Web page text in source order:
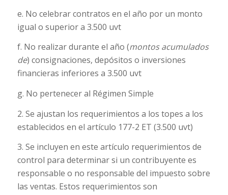
e. No celebrar contratos en el año por un monto
igual o superior a 3.500 uvt
f. No realizar durante el año (montos acumulados
de) consignaciones, depósitos o inversiones
financieras inferiores a 3.500 uvt
g. No pertenecer al Régimen Simple
2. Se ajustan los requerimientos a los topes a los
establecidos en el artículo 177-2 ET (3.500 uvt)
3. Se incluyen en este artículo requerimientos de
control para determinar si un contribuyente es
responsable o no responsable del impuesto sobre
las ventas. Estos requerimientos son